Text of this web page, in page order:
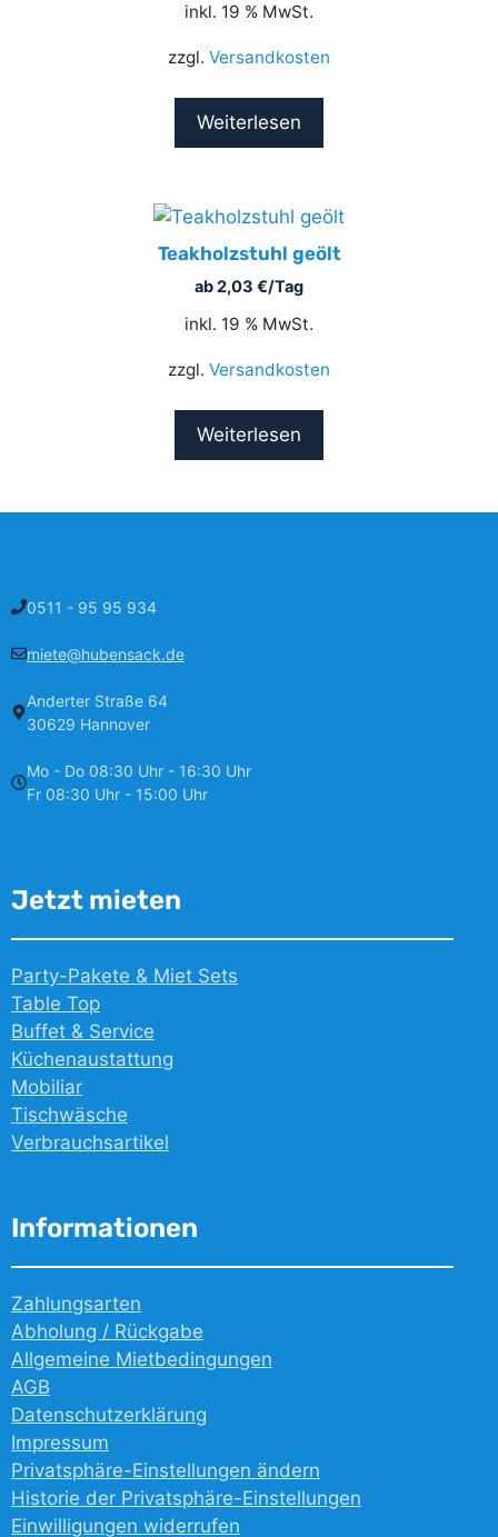
inkl. 19 % MwSt.
zzgl. Versandkosten
Weiterlesen
Teakholzstuhl geölt
ab2,03 €/Tag
inkl. 19 % MwSt.
zzgl. Versandkosten
Weiterlesen
0511 - 95 95 934
miete@hubensack.de
Anderter Straße 64
30629 Hannover
Mo - Do 08:30 Uhr - 16:30 Uhr
Fr 08:30 Uhr - 15:00 Uhr
Jetzt mieten
Party-Pakete & Miet Sets
Table Top
Buffet & Service
Küchenaustattung
Mobiliar
Tischwäsche
Verbrauchsartikel
Informationen
Zahlungsarten
Abholung / Rückgabe
Allgemeine Mietbedingungen
AGB
Datenschutzerklärung
Impressum
Privatsphäre-Einstellungen ändern
Historie der Privatsphäre-Einstellungen
Einwilligungen widerrufen